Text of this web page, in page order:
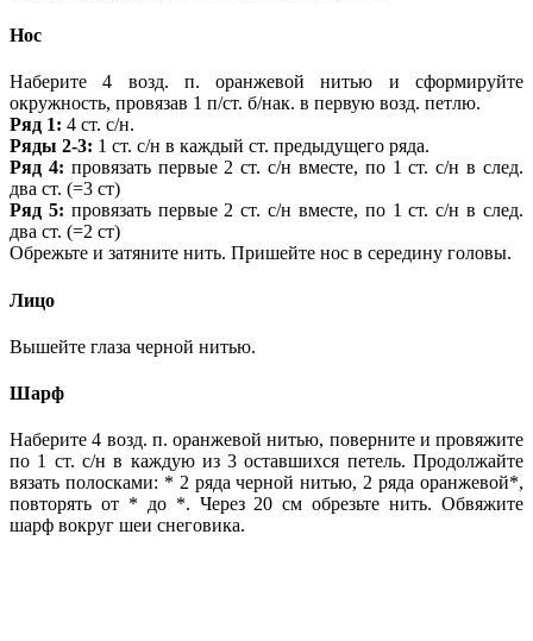
Нос
Наберите 4 возд. п. оранжевой нитью и сформируйте
окружность, провязав 1 п/ст. б/нак. в первую возд. петлю.
Ряд 1: 4 ст. с/н.
Ряды 2-3: 1 ст. с/н в каждый ст. предыдущего ряда.
Ряд 4: провязать первые 2 ст. с/н вместе, по 1 ст. с/н в след.
два ст. (=3 ст)
Ряд 5: провязать первые 2 ст. с/н вместе, по 1 ст. с/н в след.
два ст. (=2 ст)
Обрежьте и затяните нить. Пришейте нос в середину головы.
Лицо
Вышейте глаза черной нитью.
Шарф
Наберите 4 возд. п. оранжевой нитью, поверните и провяжите
по 1 ст. с/н в каждую из 3 оставшихся петель. Продолжайте
вязать полосками: * 2 ряда черной нитью, 2 ряда оранжевой*,
повторять от * до *. Через 20 см обрезьте нить. Обвяжите
шарф вокруг шеи снеговика.